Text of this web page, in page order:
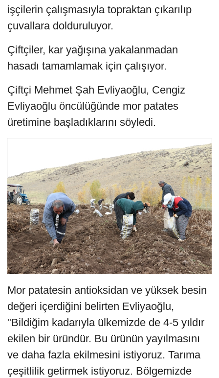
işçilerin çalışmasıyla topraktan çıkarılıp
çuvallara dolduruluyor.
Çiftçiler, kar yağışına yakalanmadan
hasadı tamamlamak için çalışıyor.
Çiftçi Mehmet Şah Evliyaoğlu, Cengiz
Evliyaoğlu öncülüğünde mor patates
üretimine başladıklarını söyledi.
Mor patatesin antioksidan ve yüksek besin
değeri içerdiğini belirten Evliyaoğlu,
"Bildiğim kadarıyla ülkemizde de 4-5 yıldır
ekilen bir üründür. Bu ürünün yayılmasını
ve daha fazla ekilmesini istiyoruz. Tarıma
çeşitlilik getirmek istiyoruz. Bölgemizde